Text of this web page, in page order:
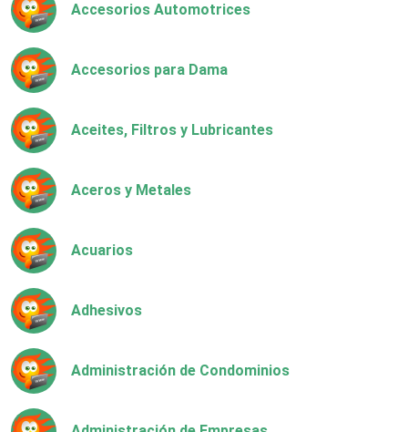
Accesorios Automotrices
Accesorios para Dama
Aceites, Filtros y Lubricantes
Aceros y Metales
Acuarios
Adhesivos
Administración de Condominios